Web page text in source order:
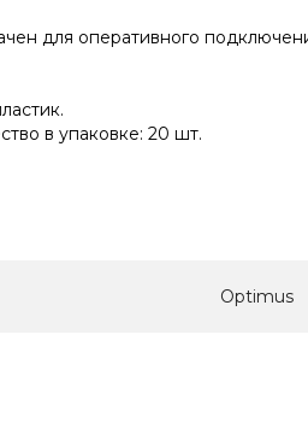
для оперативного
в упаковке: 20 шт.
Optimus